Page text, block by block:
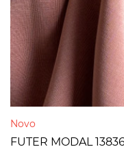
Novo
FUTER MODAL